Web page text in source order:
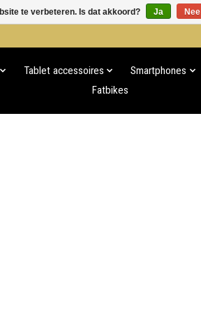
Tablet accessoires Smartphones
Fatbikes
te verbeteren. Is dat akkoord? Ja Nee